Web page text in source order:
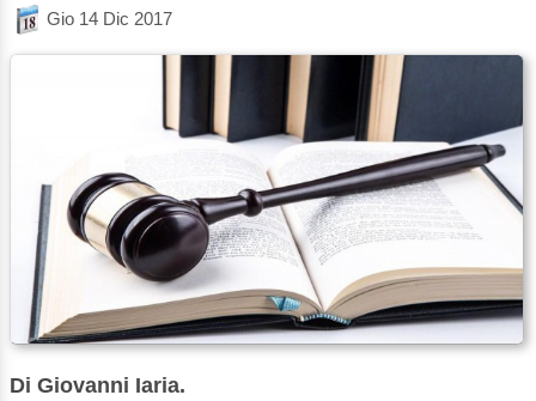
Gio 14 Dic 2017
Di Giovanni Iaria.